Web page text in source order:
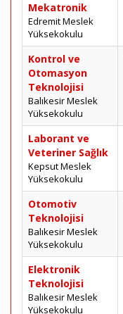
Mekatronik
Edremit Meslek
Yüksekokulu
Kontrol ve
Otomasyon
Teknolojisi
Balıkesir Meslek
Yüksekokulu
Laborant ve
Veteriner Sağlık
Kepsut Meslek
Yüksekokulu
Otomotiv
Teknolojisi
Balıkesir Meslek
Yüksekokulu
Elektronik
Teknolojisi
Balıkesir Meslek
Yüksekokulu